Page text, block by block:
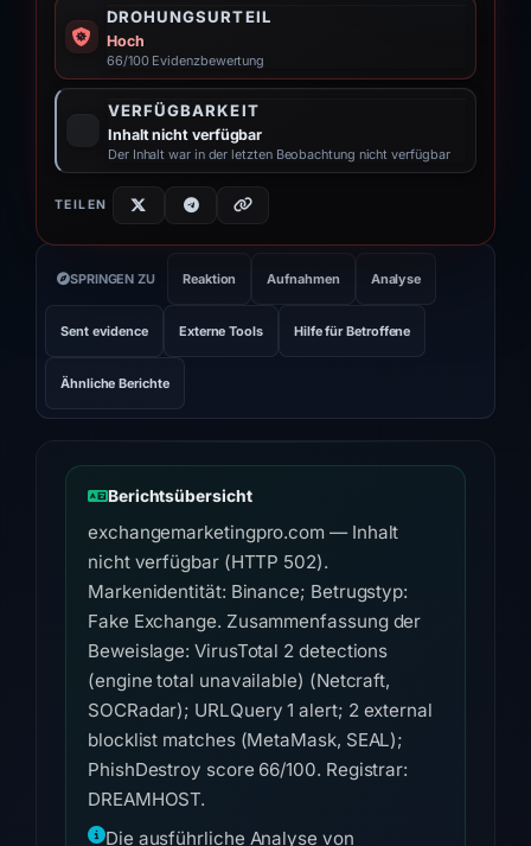
DROHUNGSURTEIL
Hoch
66/100 Evidenzbewertung
VERFÜGBARKEIT
Inhalt nicht verfügbar
Der Inhalt war in der letzten Beobachtung nicht verfügbar
TEILEN
SPRINGEN ZU Reaktion Aufnahmen Analyse
Sent evidence Externe Tools Hilfe für Betroffene
Ähnliche Berichte
Berichtsübersicht
exchangemarketingpro.com — Inhalt
nicht verfügbar (HTTP 502).
Markenidentität: Binance; Betrugstyp:
Fake Exchange. Zusammenfassung der
Beweislage: VirusTotal 2 detections
(engine total unavailable) (Netcraft,
SOCRadar); URLQuery 1 alert; 2 external
blocklist matches (MetaMask, SEAL);
PhishDestroy score 66/100. Registrar:
DREAMHOST.
Die ausführliche Analyse von